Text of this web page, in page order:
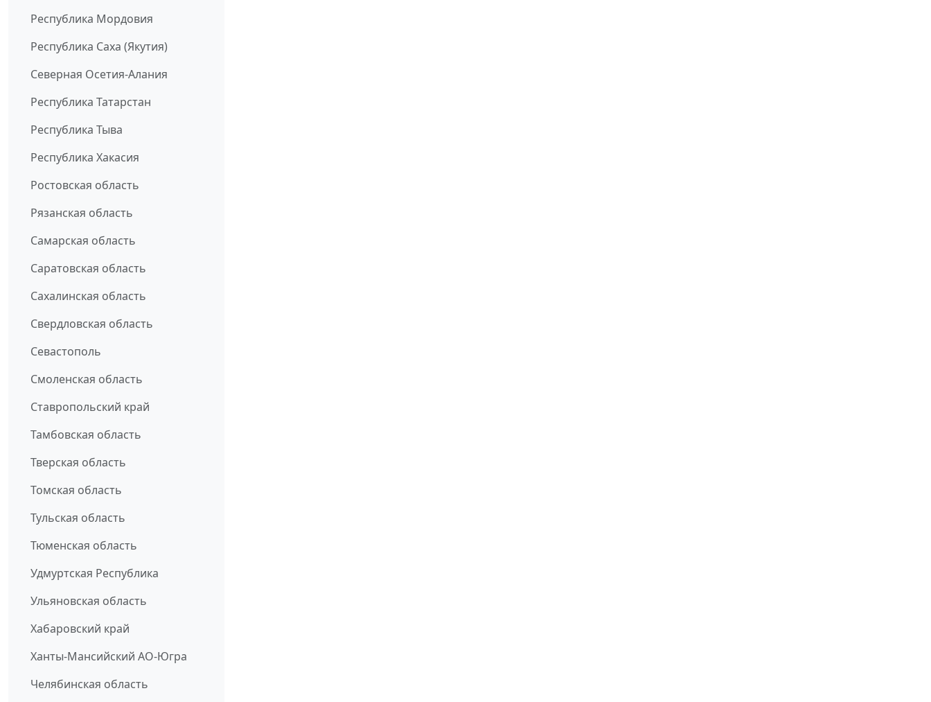
Республика Мордовия
Республика Саха (Якутия)
Северная Осетия-Алания
Республика Татарстан
Республика Тыва
Республика Хакасия
Ростовская область
Рязанская область
Самарская область
Саратовская область
Сахалинская область
Свердловская область
Севастополь
Смоленская область
Ставропольский край
Тамбовская область
Тверская область
Томская область
Тульская область
Тюменская область
Удмуртская Республика
Ульяновская область
Хабаровский край
Ханты-Мансийский АО-Югра
Челябинская область